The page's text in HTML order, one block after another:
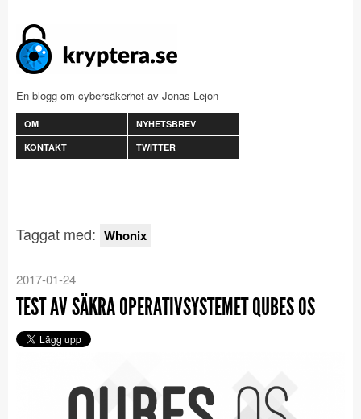
En blogg om cybersäkerhet av Jonas Lejon
OM
NYHETSBREV
KONTAKT
TWITTER
Taggat med: Whonix
2017-01-24
TEST AV SÄKRA OPERATIVSYSTEMET QUBES OS